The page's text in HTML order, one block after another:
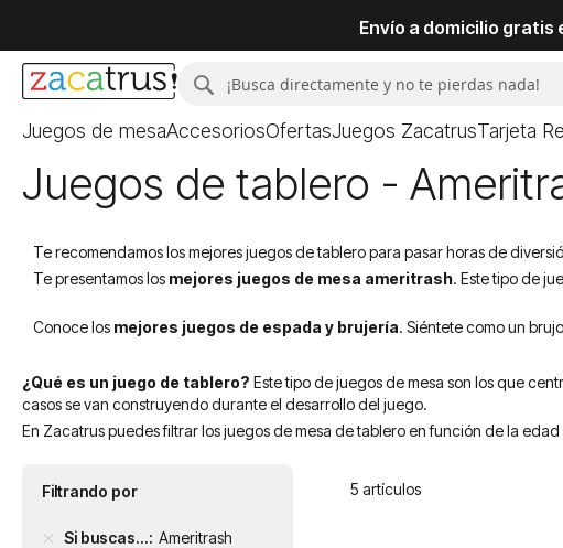
Envío a domicilio gratis
Buscar
Juegos de mesaAccesoriosOfertasJuegos ZacatrusTarjeta
Juegos de tablero -
Te recomendamos los mejores juegos de tablero para pasar horas de
Te presentamos los mejores juegos de mesa ameritrash. Este tipo de
Conoce los mejores juegos de espada y brujería. Siéntete como un
¿Qué es un juego de tablero? Este tipo de juegos de mesa son los que
casos se van construyendo durante el desarrollo del juego.
En Zacatrus puedes filtrar los juegos de mesa de tablero en función de la
5 artículos
Filtrando por
Si buscas... Ameritrash